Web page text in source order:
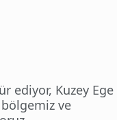
ediyor, Kuzey Ege
ve